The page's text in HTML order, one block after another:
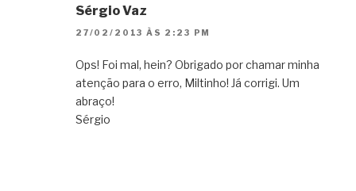
Sérgio Vaz
27/02/2013 ÀS 2:23 PM
Ops! Foi mal, hein? Obrigado por chamar minha
atenção para o erro, Miltinho! Já corrigi. Um
abraço!
Sérgio